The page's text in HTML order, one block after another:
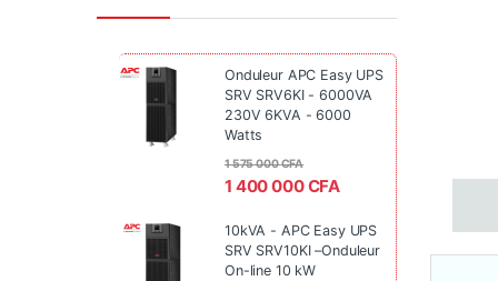
Onduleur APC Easy UPS
SRV SRV6KI - 6000VA
230V 6KVA - 6000
Watts
1 400 000CFA
1 575 000CFA
10kVA - APC Easy UPS
SRV SRV10KI –Onduleur
On-line 10 kW